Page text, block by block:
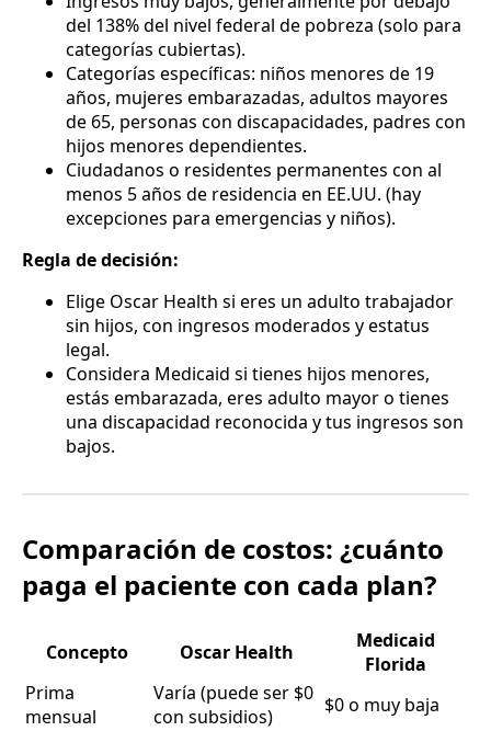
del 138% del nivel federal de pobreza (solo para
categorías cubiertas).
Categorías específicas: niños menores de 19
años, mujeres embarazadas, adultos mayores
de 65, personas con discapacidades, padres con
hijos menores dependientes.
Ciudadanos o residentes permanentes con al
menos 5 años de residencia en EE.UU. (hay
excepciones para emergencias y niños).
Regla de decisión:
Elige Oscar Health si eres un adulto trabajador
sin hijos, con ingresos moderados y estatus
legal.
Considera Medicaid si tienes hijos menores,
estás embarazada, eres adulto mayor o tienes
una discapacidad reconocida y tus ingresos son
bajos.
Comparación de costos: ¿cuánto
paga el paciente con cada plan?
Concepto Oscar Health
Medicaid
Florida
Prima
mensual
Varía (puede ser $0
con subsidios)
$0 o muy baja